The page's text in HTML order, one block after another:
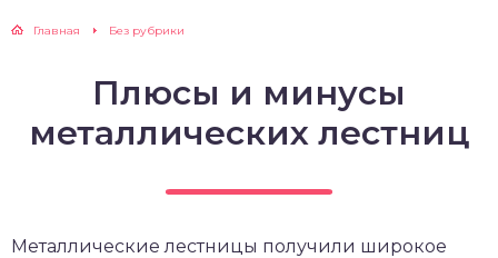
Главная Без рубрики
Плюсы и минусы
металлических лестниц
Металлические лестницы получили широкое